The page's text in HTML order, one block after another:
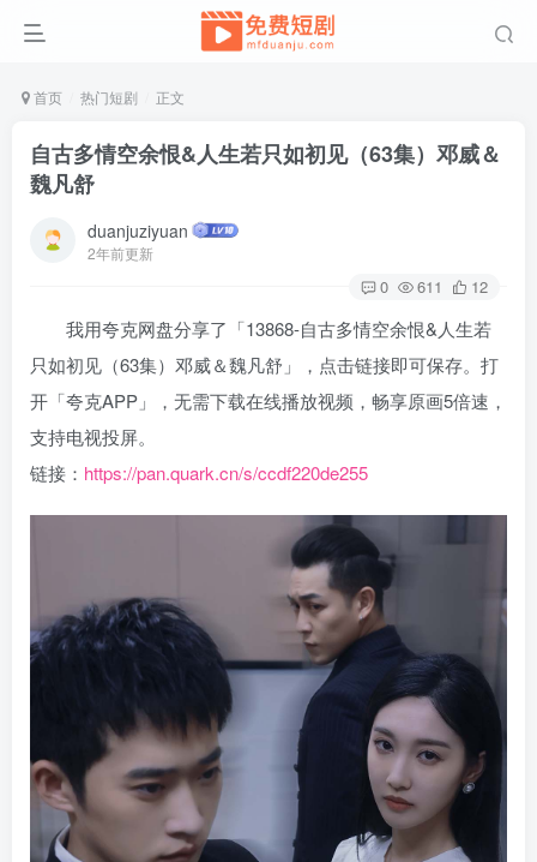
首页 热门短剧 正文
自古多情空余恨&人生若只如初见（63集）邓威＆
魏凡舒
duanjuziyuan
2年前更新
0 611 12
我用夸克网盘分享了「13868-自古多情空余恨&人生若
只如初见（63集）邓威＆魏凡舒」，点击链接即可保存。打
开「夸克APP」，无需下载在线播放视频，畅享原画5倍速，
支持电视投屏。
链接： https://pan.quark.cn/s/ccdf220de255